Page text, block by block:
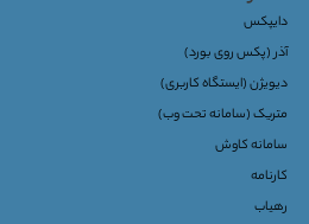
دایپکس
آذر (پکس روی بورد)
دیویژن (ایستگاه کاربری)
متریک (سامانه تحت وب)
سامانه کاوش
کارنامه
رهیاب